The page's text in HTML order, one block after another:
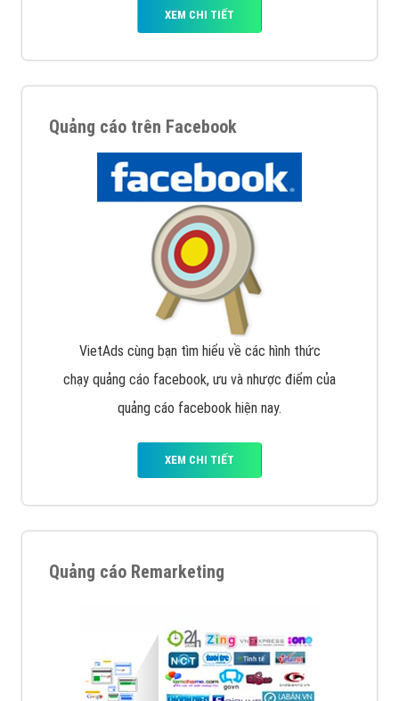
XEM CHI TIẾT
Quảng cáo trên Facebook
VietAds cùng bạn tìm hiểu về các hình thức
chạy quảng cáo facebook, ưu và nhược điểm của
quảng cáo facebook hiện nay.
XEM CHI TIẾT
Quảng cáo Remarketing